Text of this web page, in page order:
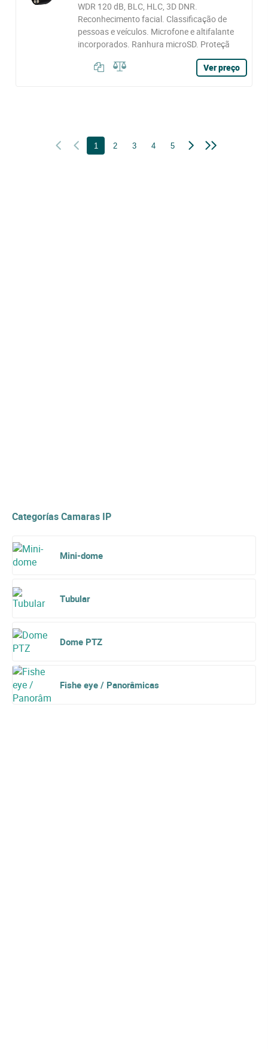
WDR 120 dB, BLC, HLC, 3D DNR.
Reconhecimento facial. Classificação de
pessoas e veículos. Microfone e altifalante
incorporados. Ranhura microSD. Proteçã
Ver preço
1 2 3 4 5
Categorías Camaras IP
Mini-dome
Tubular
Dome PTZ
Fishe eye / Panorâmicas